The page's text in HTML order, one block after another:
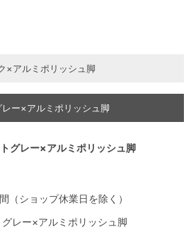
（ショップ休業日を除く）
グレー×アルミポリッシュ脚
×アルミポリッシュ脚
レー×アルミポリッシュ脚
グレー×アルミポリッシュ脚